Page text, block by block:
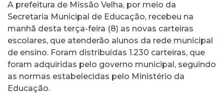
A prefeitura de Missão Velha, por meio da
Secretaria Municipal de Educação, recebeu na
manhã desta terça-feira (8) as novas carteiras
escolares, que atenderão alunos da rede municipal
de ensino. Foram distribuídas 1.230 carteiras, que
foram adquiridas pelo governo municipal, seguindo
as normas estabelecidas pelo Ministério da
Educação.